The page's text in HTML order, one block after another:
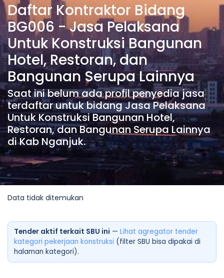
Daftar Kontraktor Bidang
BG006 - Jasa Pelaksana
Untuk Konstruksi Bangunan
Hotel, Restoran, dan
Bangunan Serupa Lainnya
Saat ini belum ada profil penyedia jasa
terdaftar untuk bidang Jasa Pelaksana
Untuk Konstruksi Bangunan Hotel,
Restoran, dan Bangunan Serupa Lainnya
di Kab Nganjuk.
Data tidak ditemukan
Tender aktif terkait SBU ini — Lihat agregator tender
kategori pekerjaan konstruksi (filter SBU bisa dipakai di
halaman kategori).